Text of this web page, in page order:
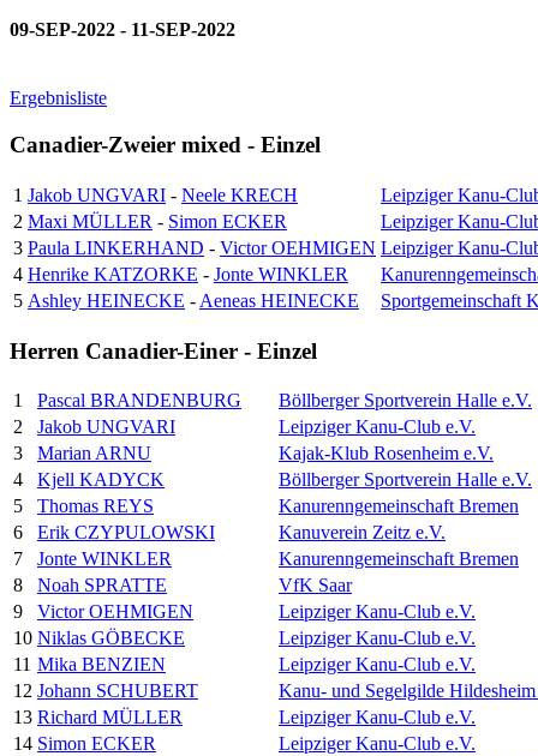
09-SEP-2022 - 11-SEP-2022
Ergebnisliste
Canadier-Zweier mixed - Einzel
1 Jakob UNGVARI - Neele KRECH
Leipziger Kanu-
2 Maxi MÜLLER - Simon ECKER
Leipziger Kanu-
3 Paula LINKERHAND - Victor OEHMIGEN Leipziger Kanu-
4 Henrike KATZORKE - Jonte WINKLER
5 Ashley HEINECKE - Aeneas HEINECKE Sportgemeinschaft
Herren Canadier-Einer - Einzel
1 Pascal BRANDENBURG
Böllberger Sportverein Halle e.V.
2
Jakob UNGVARI
Leipziger Kanu-Club e.V.
3
Marian ARNU
Kajak-Klub Rosenheim e.V.
4
Kjell KADYCK
Böllberger Sportverein Halle e.V.
5
Thomas REYS
Kanurenngemeinschaft Bremen
6
Erik CZYPULOWSKI
Kanuverein Zeitz e.V.
7
Jonte WINKLER
Kanurenngemeinschaft Bremen
8
Noah SPRATTE
VfK Saar
9
Victor OEHMIGEN
Leipziger Kanu-Club e.V.
10 Niklas GÖBECKE
Leipziger Kanu-Club e.V.
11 Mika BENZIEN
Leipziger Kanu-Club e.V.
12 Johann SCHUBERT
Kanu- und Segelgilde Hildesheim
13 Richard MÜLLER
Leipziger Kanu-Club e.V.
14 Simon ECKER
Leipziger Kanu-Club e.V.